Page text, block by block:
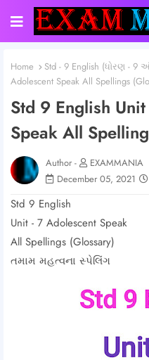
Home Std - 9 English (ધોરણ - 9
Adolescent Speak All Spellings
Std 9 English
Speak All
Author -
EXAMMANIA
December 05, 2021
Std 9 English
Unit - 7 Adolescent Speak
All Spellings (Glossary)
તમામ મહત્વના સ્પેલિંગ